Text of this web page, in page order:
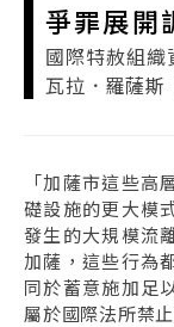
爭罪展開
國際特赦組
瓦拉．羅薩斯
「加薩市這些
礎設施的更大模
發生的大規模流
加薩，這些行為
同於蓄意施加足
屬於國際法所禁止